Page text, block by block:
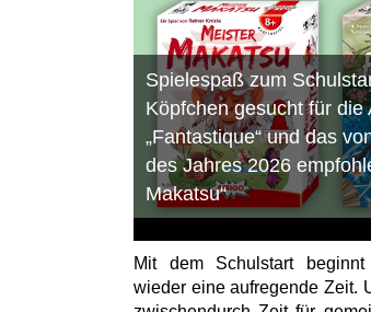
Spielespaß zum
Köpfchen gesucht für die
„Fantastique“ und das
des Jahres 2026
Makatsu“
Mit dem Schulstart
wieder eine aufregende Zeit.